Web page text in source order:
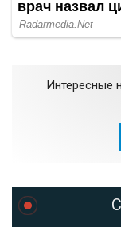
Интересные